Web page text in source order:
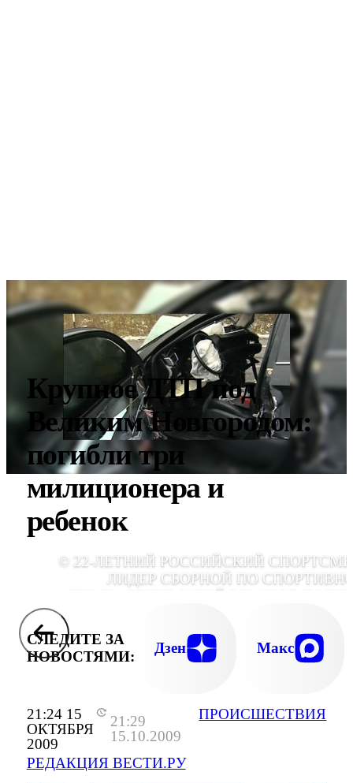
21:24 15
ОКТЯБРЯ
2009
21:29
15.10.2009
РЕДАКЦИЯ ВЕСТИ.РУ
ПРОИСШЕСТВИЯ
Крупное ДТП под
Великим Новгородом:
погибли три
милиционера и
ребенок
© 22-ЛЕТНИЙ РОССИЙСКИЙ
ЛИДЕР СБОРНОЙ ПО
ГИМНАСТИКЕ ЮРИЙ РЯЗАНОВ
СЛЕДИТЕ ЗА
НОВОСТЯМИ:
Дзен Макс